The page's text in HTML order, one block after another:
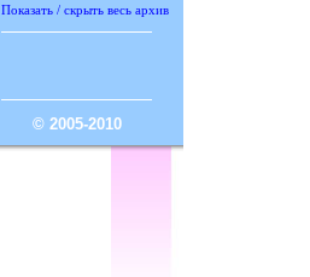
Показать / скрыть весь архив
© 2005-2010